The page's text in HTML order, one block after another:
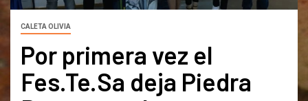
CALETA OLIVIA
Por primera vez el
Fes.Te.Sa deja Piedra